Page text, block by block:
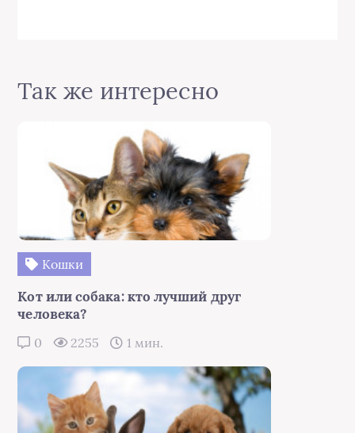
Так же интересно
Кошки
Кот или собака: кто лучший друг
человека?
0 2255 1 мин.